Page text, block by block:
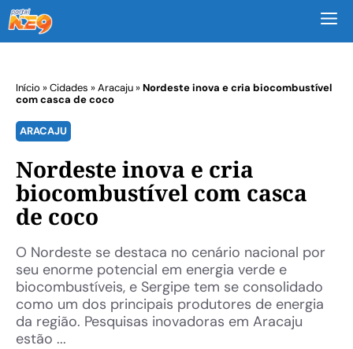
Início »Cidades »Aracaju»Nordeste inova e cria biocombustível
com casca de coco
ARACAJU
Nordeste inova e cria
biocombustível com casca
de coco
O Nordeste se destaca no cenário nacional por
seu enorme potencial em energia verde e
biocombustíveis, e Sergipe tem se consolidado
como um dos principais produtores de energia
da região. Pesquisas inovadoras em Aracaju
estão ...